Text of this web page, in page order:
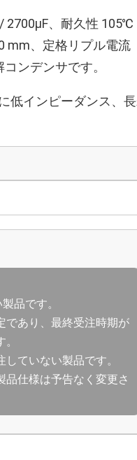
2700µF、耐久性 105℃
mm、定格リプル電流
ンデンサです。
低インピーダンス、
品です。
であり、最終受注時期が
ていない製品です。
品仕様は予告なく変更さ